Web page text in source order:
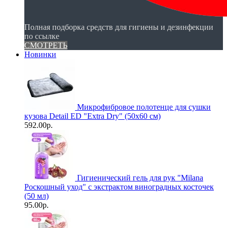
Полная подборка средств для гигиены и дезинфекции
по ссылке
СМОТРЕТЬ
Новинки
Микрофибровое полотенце для сушки
кузова Detail ED "Extra Dry" (50х60 см)
592.00р.
Гигиенический гель для рук "Milanа
Роскошный уход" с экстрактом виноградных косточек
(50 мл)
95.00р.